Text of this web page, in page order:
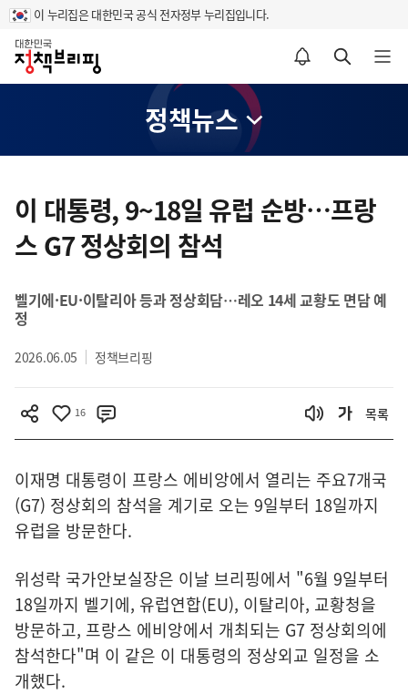
이 누리집은 대한민국 공식 전자정부 누리집입니다.
홈
알림설정 바로가기 검색 바로가기 메뉴 열기
정책뉴스
텐
츠
영
이 대통령, 9~18일 유럽 순방…프랑
스 G7 정상회의 참석
벨기에·EU·이탈리아 등과 정상회담…레오 14세 교황도 면담 예
정
2026.06.05 정책브리핑
16 목록
이재명 대통령이 프랑스 에비앙에서 열리는 주요7개국
(G7) 정상회의 참석을 계기로 오는 9일부터 18일까지
유럽을 방문한다.
위성락 국가안보실장은 이날 브리핑에서 "6월 9일부터
18일까지 벨기에, 유럽연합(EU), 이탈리아, 교황청을
방문하고, 프랑스 에비앙에서 개최되는 G7 정상회의에
참석한다"며 이 같은 이 대통령의 정상외교 일정을 소
개했다.